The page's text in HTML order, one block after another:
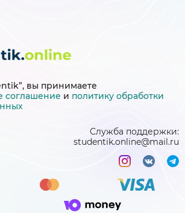
вы принимаете
соглашение и политику обработки
Служба поддержки:
studentik.online@mail.ru